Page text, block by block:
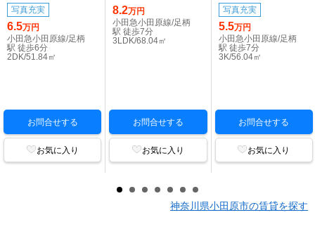
写真充実
6.5万円
小田急小田原線/足柄
駅 徒歩6分
2DK/51.84㎡
お問合せする
お気に入り
8.2万円
小田急小田原線/足柄
駅 徒歩7分
3LDK/68.04㎡
お問合せする
お気に入り
写真充実
5.5万円
小田急小田原線/足柄
駅 徒歩7分
3K/56.04㎡
お問合せする
お気に入り
神奈川県小田原市の賃貸を探す